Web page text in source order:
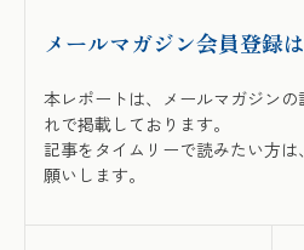
メールマガジン会員登録
本レポートは、メールマガジンの
れで掲載しております。
記事をタイムリーで読みたい方
願いします。